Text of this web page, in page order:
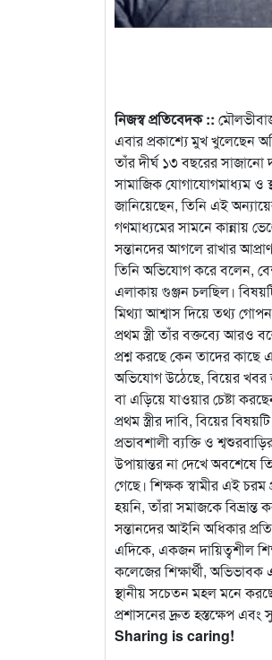
নিজস্ব প্রতিবেদক ::
এবার প্রকাশ্যে মুখ খুলেছেন
তাঁর দীর্ঘ ১৩ বছরের
সামাজিক যোগাযোগমাধ্যম ও
জানিয়েছেন, তিনি এই
গণমাধ্যমের সামনে কান্নায়
সন্তানদের আগলে রাখার আপ্রাণ
তিনি অভিযোগ করে বলেন,
এলাকায় গুঞ্জন চলছিল।
মিথ্যা আশ্বাস দিয়ে তথ্য
প্রথম স্ত্রী তাঁর বক্তব্যে আরও
প্রশ্ন করছে কেন তাদের
অভিযোগ উঠেছে, বিয়ের খবর
বা এড়িয়ে যাওয়ার চেষ্টা
প্রথম স্ত্রীর দাবি, বিয়ের
প্রভাবশালী ব্যক্তি ও
উপায়ান্তর না দেখে অবশেষে
গেছে। শিক্ষক স্বামীর এই
হয়নি, তাঁরা সমাজকে
সন্তানদের আইনি অধিকার
এদিকে, একজন দায়িত্বশীল
কলেজের শিক্ষার্থী, অভিভাবক
স্থানীয় সচেতন মহল মনে
প্রশাসনের দ্রুত হস্তক্ষেপ এবং
Sharing is caring!